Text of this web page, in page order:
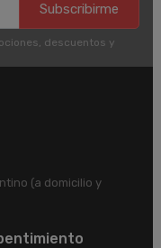
Subscribirme
descuentos y
(a domicilio y